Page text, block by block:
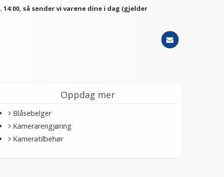
så sender vi varene dine i dag (gjelder
Oppdag mer
Blåsebelger
Kamerarengjøring
Kameratilbehør